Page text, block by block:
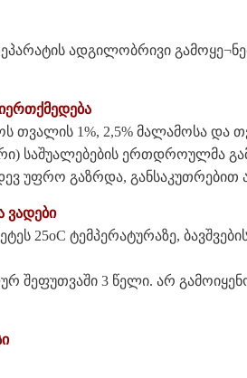
ადგილობრივი
1%, 2,5% მალამოსა და
საშუალებების ერთდროულმა
უფრო გაზრდა, განსაკუთრებით
ვადები
25oC ტემპერატურაზე,
შეფუთვაში 3 წელი. არ